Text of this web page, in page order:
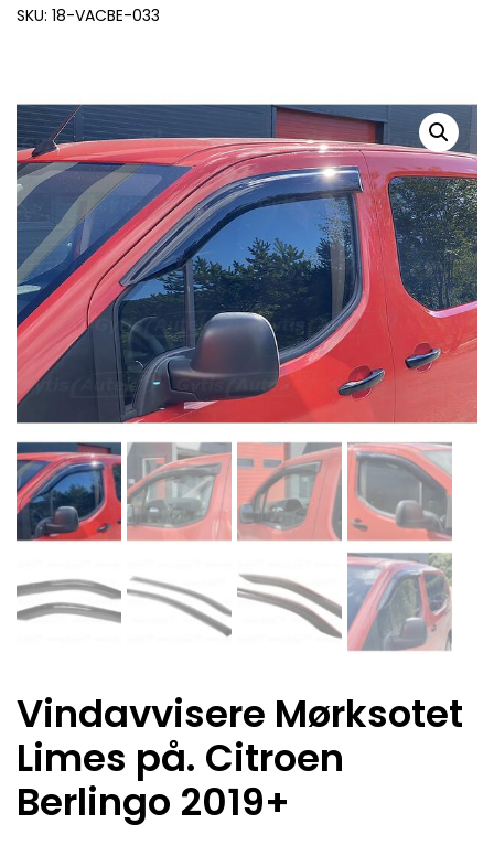
SKU: 18-VACBE-033
Vindavvisere Mørksotet
Limes på. Citroen
Berlingo 2019+